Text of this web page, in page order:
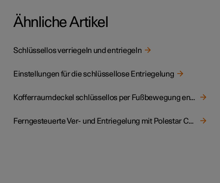
Ähnliche Artikel
Schlüssellos verriegeln und entriegeln
Einstellungen für die schlüssellose Entriegelung
Kofferraumdeckel schlüssellos per Fußbewegung entriegeln
Ferngesteuerte Ver- und Entriegelung mit Polestar Connect